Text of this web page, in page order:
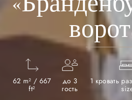
62 m² / 667
ft²
до 3
гость
1 кровать